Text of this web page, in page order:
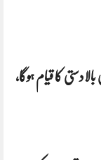
کا قیام ہوگا،